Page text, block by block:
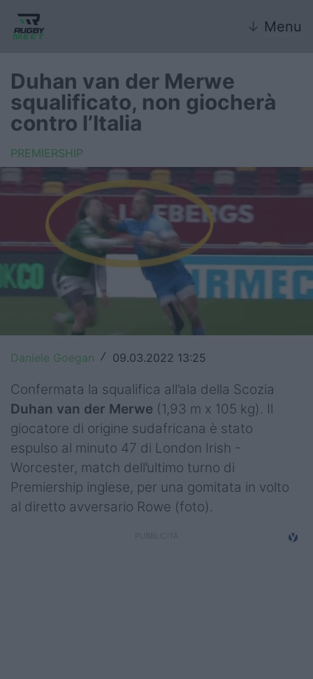
↓ Menu
Nazionale
Nazionali giovanili
Rugby Sevens
Internazionale
6 Nazioni
United Rugby Championship
Top14
Premiership
Champions Cup
Challenge Cup
World Rugby
Rugby World Cup
Super Rugby
Duhan van der Merwe
squalificato, non giocherà
contro l’Italia
PREMIERSHIP
Daniele Goegan / 09.03.2022 13:25
Confermata la squalifica all’ala della Scozia
Duhan van der Merwe (1,93 m x 105 kg). Il
giocatore di origine sudafricana è stato
espulso al minuto 47 di London Irish -
Worcester, match dell’ultimo turno di
Premiership inglese, per una gomitata in volto
al diretto avversario Rowe (foto).